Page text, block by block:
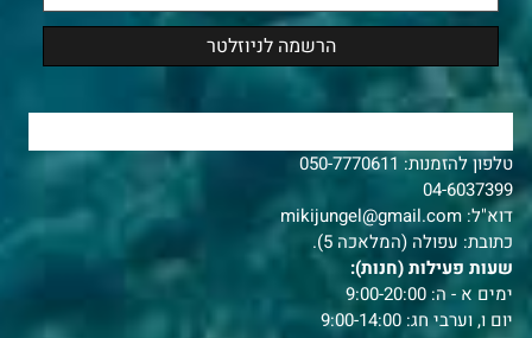
טלפון להזמנות:050-7770611
04-6037399
דוא"ל: mikijungel@gmail.com
כתובת: עפולה (המלאכה 5).
שעות פעילות (חנות):
ימים א - ה: 9:00-20:00
יום ו, וערבי חג: 9:00-14:00